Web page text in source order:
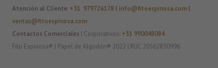
Atención al Cliente: +51 979726178 info@fitoespinosa.com
ventas@fitoespinosa.com
Contactos Comerciales
| Corporativos: +51 990048084
Fito Espinosa® | Papel de Algodón® 2022 | RUC 20562830996